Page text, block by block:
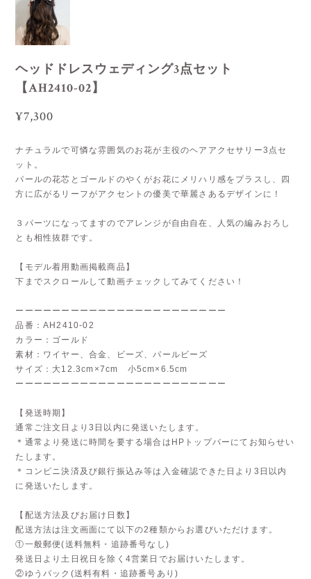
ヘッドドレスウェディング3点セット
【AH2410-02】
¥7,300
ナチュラルで可憐な雰囲気のお花が主役のヘアアクセサリー3点セ
ット。
パールの花芯とゴールドのやくがお花にメリハリ感をプラスし、四
方に広がるリーフがアクセントの優美で華麗さあるデザインに！
３パーツになってますのでアレンジが自由自在、人気の編みおろし
とも相性抜群です。
【モデル着用動画掲載商品】
下までスクロールして動画チェックしてみてください！
ーーーーーーーーーーーーーーーーーーーーーーー
品番：AH2410-02
カラー：ゴールド
素材：ワイヤー、合金、ビーズ、パールビーズ
サイズ：大12.3cm×7cm 小5cm×6.5cm
ーーーーーーーーーーーーーーーーーーーーーーー
【発送時期】
通常ご注文日より3日以内に発送いたします。
＊通常より発送に時間を要する場合はHPトップバーにてお知らせい
たします。
＊コンビニ決済及び銀行振込み等は入金確認できた日より3日以内
に発送いたします。
【配送方法及びお届け日数】
配送方法は注文画面にて以下の2種類からお選びいただけます。
①一般郵便(送料無料・追跡番号なし)
発送日より土日祝日を除く4営業日でお届けいたします。
②ゆうパック(送料有料・追跡番号あり)